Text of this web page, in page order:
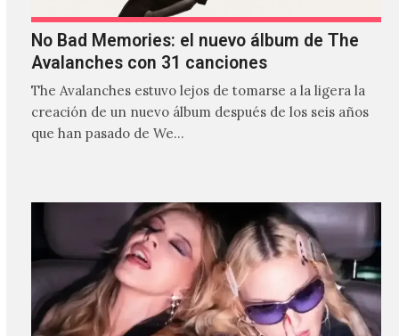
No Bad Memories: el nuevo álbum de The
Avalanches con 31 canciones
The Avalanches estuvo lejos de tomarse a la ligera la
creación de un nuevo álbum después de los seis años
que han pasado de We…